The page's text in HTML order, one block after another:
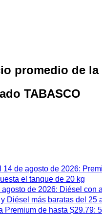
promedio de la
TABASCO
de agosto de 2026:
el tanque de 20 kg
de 2026: Diésel con
Diésel más baratas del
de hasta $29.79: